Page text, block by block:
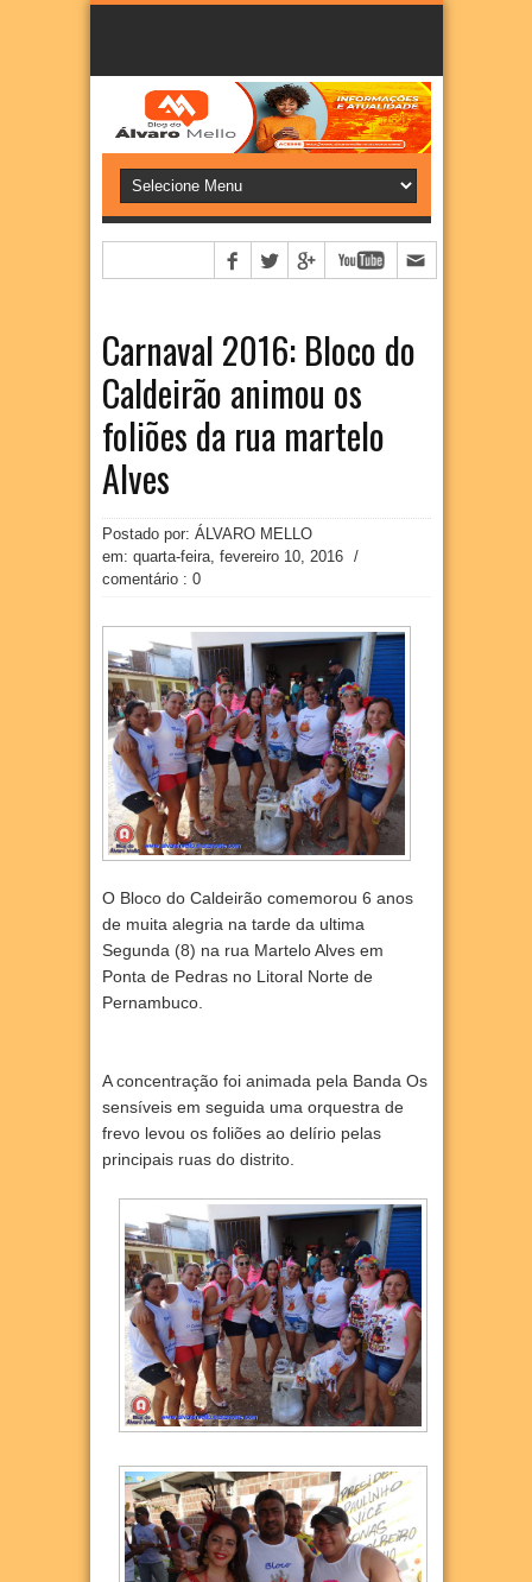
Carnaval 2016: Bloco do
Caldeirão animou os
foliões da rua martelo
Alves
Postado por: ÁLVARO MELLO
em: quarta-feira, fevereiro 10, 2016
/
comentário : 0
O Bloco do Caldeirão comemorou 6 anos
de muita alegria na tarde da ultima
Segunda (8) na rua Martelo Alves em
Ponta de Pedras no Litoral Norte de
Pernambuco.
A concentração foi animada pela Banda Os
sensíveis em seguida uma orquestra de
frevo levou os foliões ao delírio pelas
principais ruas do distrito.